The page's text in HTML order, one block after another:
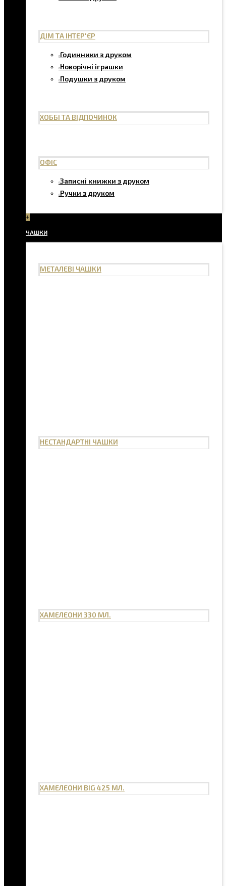
ДІМ ТА ІНТЕР'ЄР
Годинники з друком
Новорічні іграшки
Подушки з друком
ХОББІ ТА ВІДПОЧИНОК
ОФІС
Записні книжки з друком
Ручки з друком
+
ЧАШКИ
МЕТАЛЕВІ ЧАШКИ
НЕСТАНДАРТНІ ЧАШКИ
ХАМЕЛЕОНИ 330 МЛ.
ХАМЕЛЕОНИ BIG 425 МЛ.